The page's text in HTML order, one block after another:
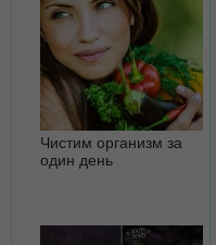
Чистим организм за
один день